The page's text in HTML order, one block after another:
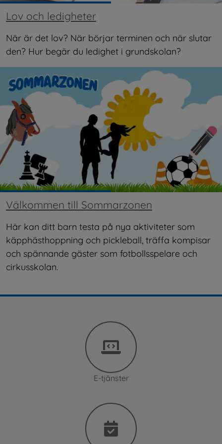
Lov och ledigheter
När är det lov? När börjar terminen och när slutar
den? Hur begär du ledighet i grundskolan?
Välkommen till Sommarzonen
Här kan ditt barn testa på nya aktiviteter som
käpphästhoppning och pickleball, träffa kompisar
och spännande gäster som fotbollsspelare och
cirkusskolan.
E-tjänster